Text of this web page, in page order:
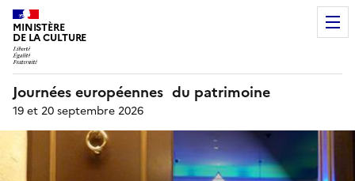
MINISTÈRE
DE LA CULTURE
Journées européennes du patrimoine
19 et 20 septembre 2026